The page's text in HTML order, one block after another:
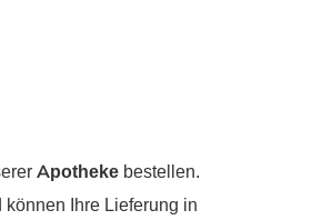
Apotheke bestellen.
können Ihre Lieferung in